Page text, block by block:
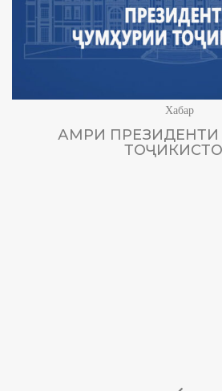
Хабар
АМРИ ПРЕЗИДЕНТИ